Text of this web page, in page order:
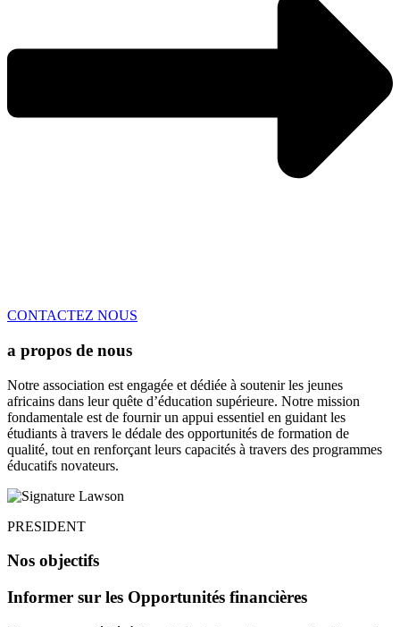
CONTACTEZ NOUS
a propos de nous
Notre association est engagée et dédiée à soutenir les jeunes
africains dans leur quête d’éducation supérieure. Notre mission
fondamentale est de fournir un appui essentiel en guidant les
étudiants à travers le dédale des opportunités de formation de
qualité, tout en renforçant leurs capacités à travers des programmes
éducatifs novateurs.
PRESIDENT
Nos objectifs
Informer sur les Opportunités financières